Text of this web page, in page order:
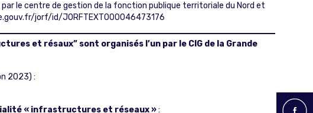
le centre de gestion de la fonction publique territoriale du Nord et
jorf/id/JORFTEXT000046473176
et résaux” sont organisés l’un par le CIG de la Grande
2023) :
« infrastructures et réseaux »: